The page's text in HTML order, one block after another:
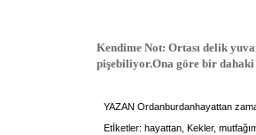
Kendime Not: Ortası delik
pişebiliyor.Ona göre bir dahaki
YAZAN Ordanburdanhayattan
Etİketler: hayattan Kekler,